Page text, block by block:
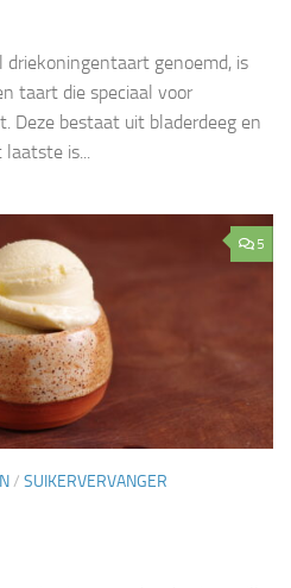
driekoningentaart genoemd, is
taart die speciaal voor
Deze bestaat uit bladerdeeg en
laatste is...
5
/ SUIKERVERVANGER